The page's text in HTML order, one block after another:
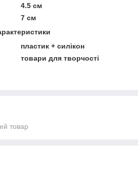
4.5 см
7 см
пластик + силікон
товари для творчості
товар